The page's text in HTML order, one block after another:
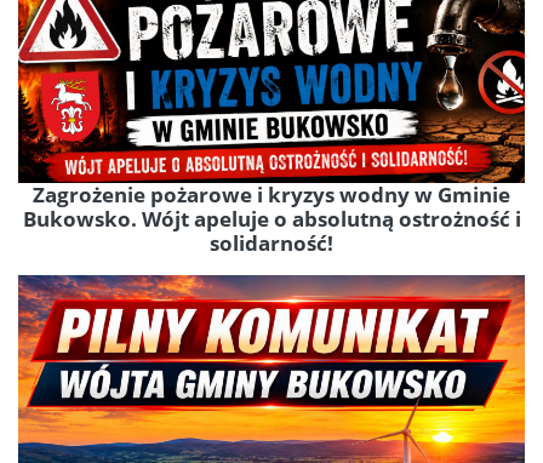
Zagrożenie pożarowe i kryzys wodny w Gminie
Bukowsko. Wójt apeluje o absolutną ostrożność i
solidarność!